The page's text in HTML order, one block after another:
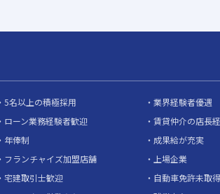
5名以上の積極採用
業界経験者優遇
ローン業務経験者歓迎
賃貸仲介の店長
年俸制
成果給が充実
フランチャイズ加盟店舗
上場企業
宅建取引士歓迎
自動車免許未取